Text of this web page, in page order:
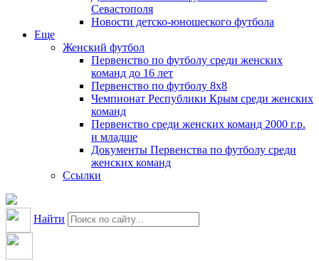
Севастополя
Новости детско-юношеского футбола
Еще
Женский футбол
Первенство по футболу среди женских
команд до 16 лет
Первенство по футболу 8х8
Чемпионат Республики Крым среди женских
команд
Первенство среди женских команд 2000 г.р.
и младше
Документы Первенства по футболу среди
женских команд
Ссылки
Найти